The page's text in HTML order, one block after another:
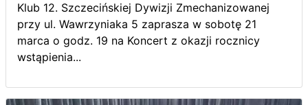
Klub 12. Szczecińskiej Dywizji Zmechanizowanej
przy ul. Wawrzyniaka 5 zaprasza w sobotę 21
marca o godz. 19 na Koncert z okazji rocznicy
wstąpienia...